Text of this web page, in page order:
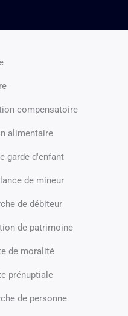
compensatoire
alimentaire
garde d'enfant
de mineur
de débiteur
de patrimoine
de moralité
prénuptiale
de personne